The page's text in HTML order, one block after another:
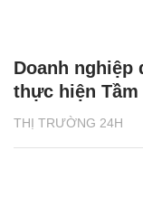
THỊ TRƯỜNG 24H
Doanh nghiệp
thực hiện Tầm